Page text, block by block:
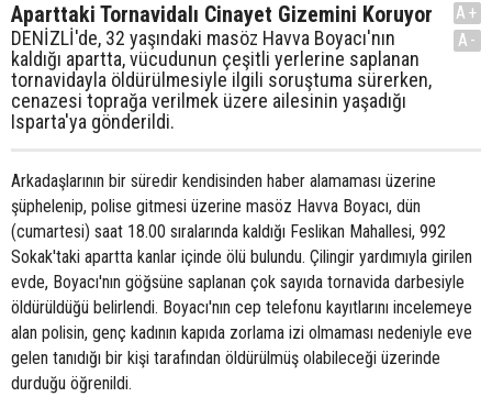
Aparttaki Tornavidalı Cinayet Gizemini Koruyor
DENİZLİ'de, 32 yaşındaki masöz Havva Boyacı'nın
kaldığı apartta, vücudunun çeşitli yerlerine saplanan
tornavidayla öldürülmesiyle ilgili soruştuma sürerken,
cenazesi toprağa verilmek üzere ailesinin yaşadığı
Isparta'ya gönderildi.
A+
A-
Arkadaşlarının bir süredir kendisinden haber alamaması üzerine
şüphelenip, polise gitmesi üzerine masöz Havva Boyacı, dün
(cumartesi) saat 18.00 sıralarında kaldığı Feslikan Mahallesi, 992
Sokak'taki apartta kanlar içinde ölü bulundu. Çilingir yardımıyla girilen
evde, Boyacı'nın göğsüne saplanan çok sayıda tornavida darbesiyle
öldürüldüğü belirlendi. Boyacı'nın cep telefonu kayıtlarını incelemeye
alan polisin, genç kadının kapıda zorlama izi olmaması nedeniyle eve
gelen tanıdığı bir kişi tarafından öldürülmüş olabileceği üzerinde
durduğu öğrenildi.